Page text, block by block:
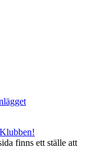
finns ett ställe att